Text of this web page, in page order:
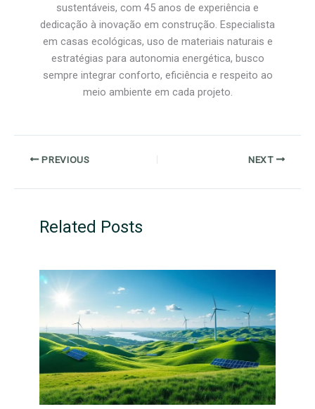
sustentáveis, com 45 anos de experiência e
dedicação à inovação em construção. Especialista
em casas ecológicas, uso de materiais naturais e
estratégias para autonomia energética, busco
sempre integrar conforto, eficiência e respeito ao
meio ambiente em cada projeto.
PREVIOUS NEXT
Related Posts